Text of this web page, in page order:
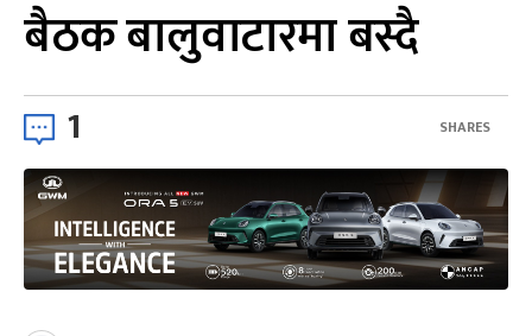
बैठक बालुवाटारमा बस्दै
1 SHARES